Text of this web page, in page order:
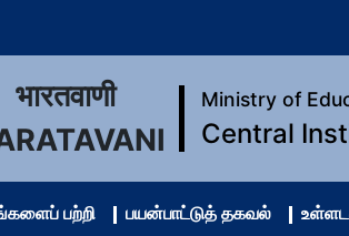
भारतवाणी
Ministry of
Central
பற்றி பயன்பாட்டுத் தகவல்